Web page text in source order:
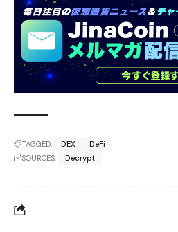
TAGGED: DEX
DeFi
SOURCES:
Decrypt